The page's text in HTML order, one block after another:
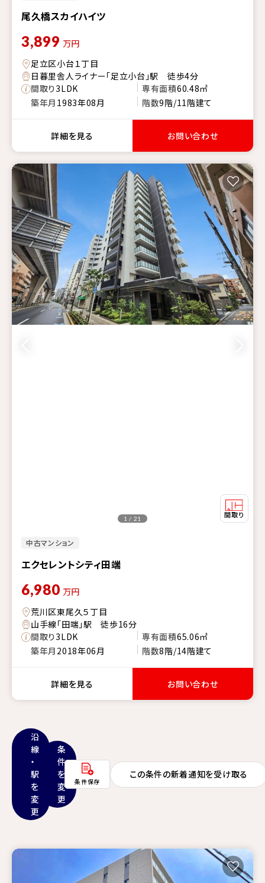
尾久橋スカイハイツ
3,899 万円
足立区小台１丁目
日暮里舎人ライナー「足立小台」駅 徒歩4分
間取り3LDK 専有面積60.48㎡
築年月 1983年08月 階数9階/11階建て
詳細を見る お問い合わせ
中古マンション
エクセレントシティ田端
1 / 21
6,980 万円
荒川区東尾久５丁目
山手線「田端」駅 徒歩16分
間取り3LDK 専有面積65.06㎡
築年月 2018年06月 階数8階/14階建て
詳細を見る お問い合わせ
沿
線
・
駅
を
変
更
条
件
を
変
更
条件保存
この条件の新着通知を受け取る